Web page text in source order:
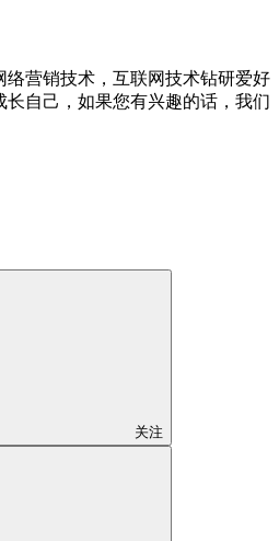
营销技术，互联网技术钻研爱好
自己，如果您有兴趣的话，我们
关注